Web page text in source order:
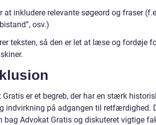
at inkludere relevante søgeord og fraser
osv.)
teksten, så den er let at læse og fordøje
Gratis er et begreb, der har en stærk
indvirkning på adgangen til retfærdighed.
bag Advokat Gratis og diskuteret vigtige